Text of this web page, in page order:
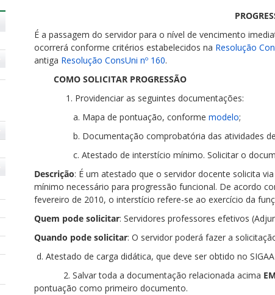
É a passagem do servidor para o nível de vencimento
ocorrerá conforme critérios estabelecidos na Resolução
antiga Resolução ConsUni nº 160.
COMO SOLICITAR PROGRESSÃO
1. Providenciar as seguintes documentações:
a. Mapa de pontuação, conforme modelo;
b. Documentação comprobatória das atividades
c. Atestado de interstício mínimo. Solicitar o
Descrição: É um atestado que o servidor docente solicita
mínimo necessário para progressão funcional. De acordo
fevereiro de 2010, o interstício refere-se ao exercício da
Quem pode solicitar: Servidores professores efetivos
Quando pode solicitar: O servidor poderá fazer a
d. Atestado de carga didática, que deve ser obtido no
2. Salvar toda a documentação relacionada acima
pontuação como primeiro documento.